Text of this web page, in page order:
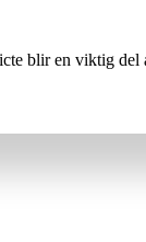
blir en viktig